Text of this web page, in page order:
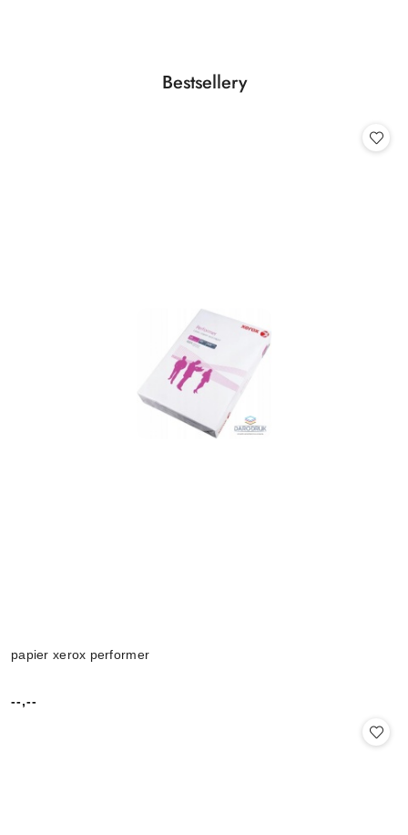
Pomiń karuzelę produktów
Produkty
Bestsellery
papier xerox performer
Cena:
--,--